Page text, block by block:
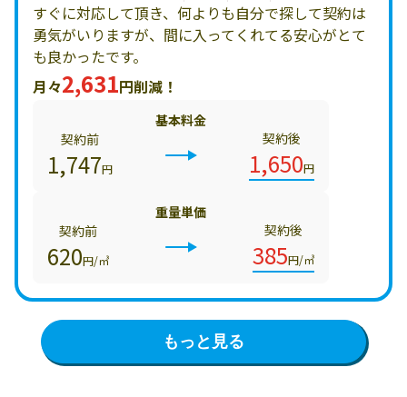
すぐに対応して頂き、何よりも自分で探して契約は
勇気がいりますが、間に入ってくれてる安心がとて
も良かったです。
月々2,631円削減！
基本料金
契約前
1,747円
契約後
1,650円
重量単価
契約前
620円/㎥
契約後
385円/㎥
もっと見る